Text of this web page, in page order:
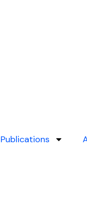
Publications